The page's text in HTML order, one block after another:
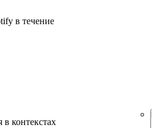
в течение
контекстах